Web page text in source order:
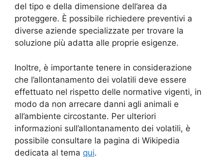
del tipo e della dimensione dell’area da
proteggere. È possibile richiedere preventivi a
diverse aziende specializzate per trovare la
soluzione più adatta alle proprie esigenze.
Inoltre, è importante tenere in considerazione
che l’allontanamento dei volatili deve essere
effettuato nel rispetto delle normative vigenti, in
modo da non arrecare danni agli animali e
all’ambiente circostante. Per ulteriori
informazioni sull’allontanamento dei volatili, è
possibile consultare la pagina di Wikipedia
dedicata al tema qui.